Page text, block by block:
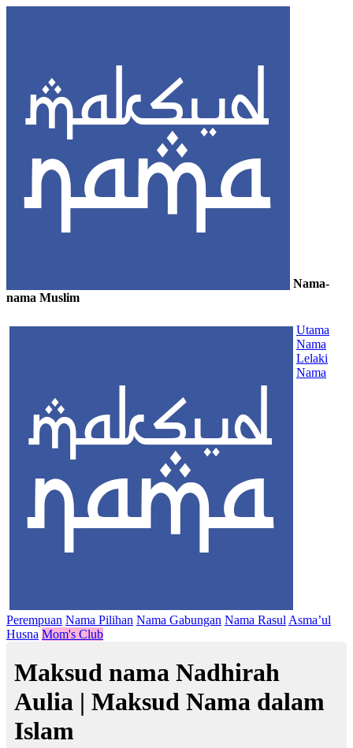
Nama-
nama Muslim
Utama
Nama
Lelaki
Nama
Perempuan Nama Pilihan Nama Gabungan Nama Rasul Asma’ul
Husna Mom's Club
Maksud nama Nadhirah
Aulia | Maksud Nama dalam
Islam